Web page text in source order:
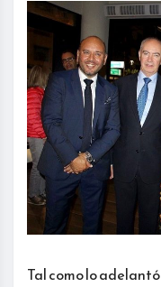
Tal como lo adelantó